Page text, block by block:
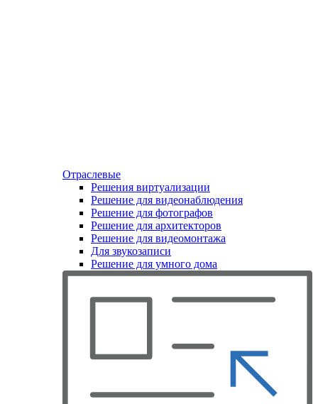
Отраслевые
Решения виртуализации
Решение для видеонаблюдения
Решение для фотографов
Решение для архитекторов
Решение для видеомонтажа
Для звукозаписи
Решение для умного дома